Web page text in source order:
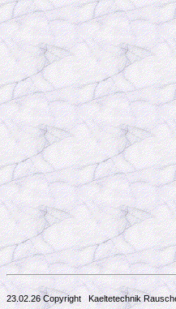
23.02.26 Copyright Kaeltetechnik